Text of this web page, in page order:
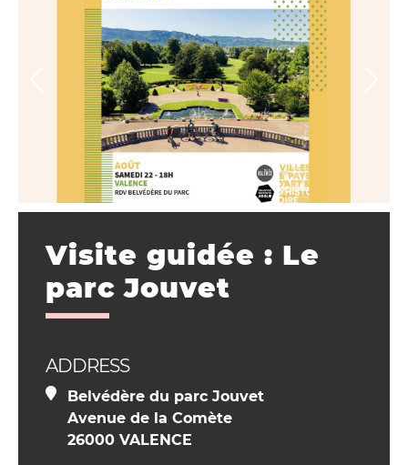
Visite guidée : Le
parc Jouvet
ADDRESS
Belvédère du parc Jouvet
Avenue de la Comète
26000 VALENCE